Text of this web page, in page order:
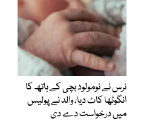
نرس نے نومولود بچی کے ہاتھ کا
انگوٹھا کاٹ دیا، والد نے پولیس
میں درخواست دے دی